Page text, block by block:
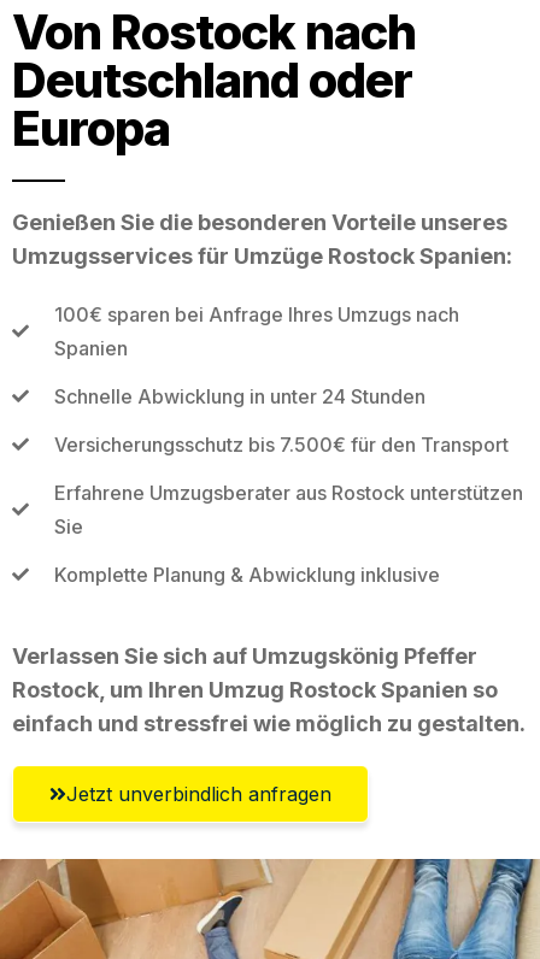
Von Rostock nach
Deutschland oder
Europa
Genießen Sie die besonderen Vorteile unseres
Umzugsservices für Umzüge Rostock Spanien:
100€ sparen bei Anfrage Ihres Umzugs nach
Spanien
Schnelle Abwicklung in unter 24 Stunden
Versicherungsschutz bis 7.500€ für den Transport
Erfahrene Umzugsberater aus Rostock unterstützen
Sie
Komplette Planung & Abwicklung inklusive
Verlassen Sie sich auf Umzugskönig Pfeffer
Rostock, um Ihren Umzug Rostock Spanien so
einfach und stressfrei wie möglich zu gestalten.
Jetzt unverbindlich anfragen